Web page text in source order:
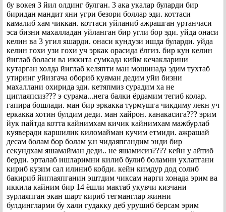
бу вокея 3 йил олдинг булган. 3 ака укалар буларди бир
биридан мандит яни угри безори боллар эди. коттаси
камалиб хам чиккан. коттаси уйланиб ажрашган уртанчаси
эса бизни махалладан уйланган бир угли бор эди. уйда онаси
келин ва 3 угил яшарди. онаси кундузи ишда буларди. уйда
келин гохи узи гохи уч эркак орасида ёлгиз. бир кун келин
йиглаб боласи ва иккита сумкада кийм кечакларини
кутарган холда йиглаб келяпти ман мошинада эдим тухтаб
утиринг уйизгача обориб куяман дедим уйи бизни
махаллани охирида эди. кетяпмиз сурадим ха не
циглаяпсиз??? э сурама...нега балки ёрдамим тегиб колар.
гапира бошлади. ман бир эркакка турмушга чикдиму лекн уч
еркакка хотин булдим деди. ман хайрон. канакасига??? эрим
йук пайтда котта кайнимхам кичик кайнимхам мажбурлаб
куяверади каршилик киломайман кучим етмиди. ажрашай
десам болам бор болам у.н чидаяпгандим энди бир
секундхам яшамайман деди.. не яшамисиз???? кейн у айтиб
берди. эрталаб ишларимни килиб булиб боламни ухлатгани
кириб кузим сал илиниб кобди. кейн кимдур дод солиб
бакириб йиглаяпганин эштдим чиксам нарги хонада эрим ва
иккила кайним бир 14 ёшли мактаб укувчи кизчани
зурлаяпган экан шарт кириб тегманглар жинни
булдингларми бу хали гудакку деб урушиб берсам эрим